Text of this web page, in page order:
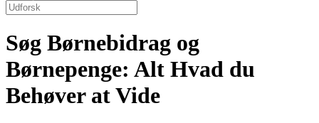
Søg Børnebidrag og
Børnepenge: Alt Hvad du
Behøver at Vide